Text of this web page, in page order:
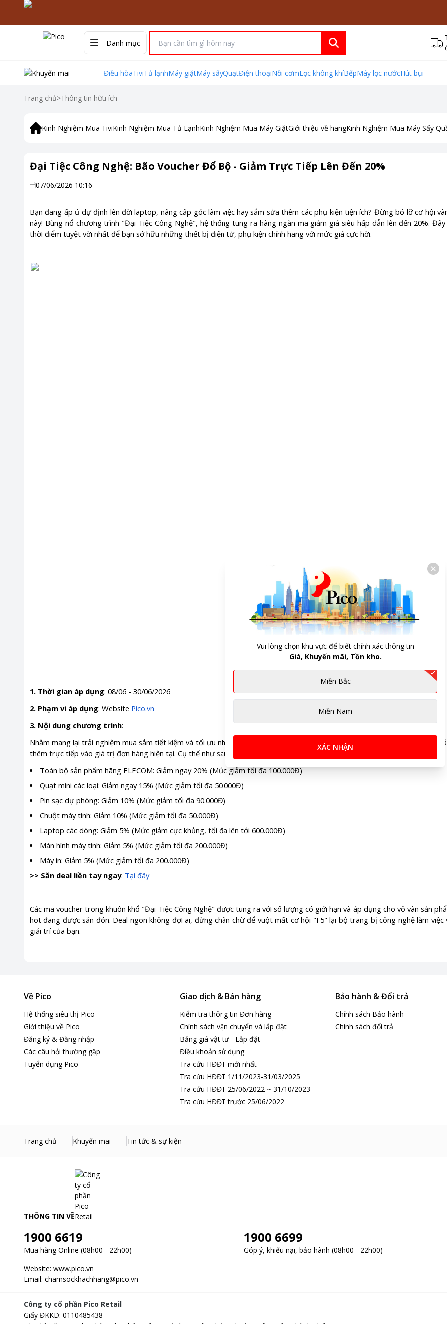
Danh mục
Điều hòaTiviTủ lạnhMáy giặtMáy sấyQuạtĐiện thoạiNồi cơmLọc không khíBếpMáy lọc nướcHút bụi
Trang chủ>Thông tin hữu ích
Kinh Nghiệm Mua TiviKinh Nghiệm Mua Tủ LạnhKinh Nghiệm Mua Máy GiặtGiới thiệu về hãngKinh Nghiệm Mua Máy Sấy
Đại Tiệc Công Nghệ: Bão Voucher Đổ Bộ - Giảm Trực Tiếp Lên Đến 20%
07/06/2026 10:16
Bạn đang ấp ủ dự định lên đời laptop, nâng cấp góc làm việc hay sắm sửa thêm các phụ kiện tiện ích? Đừng bỏ lỡ cơ hội
này! Bùng nổ chương trình "Đại Tiệc Công Nghệ", hệ thống tung ra hàng ngàn mã giảm giá siêu hấp dẫn lên đến 20%. Đây
thời điểm tuyệt vời nhất để bạn sở hữu những thiết bị điện tử, phụ kiện chính hãng với mức giá cực hời.
1. Thời gian áp dụng: 08/06 - 30/06/2026
2. Phạm vi áp dụng: Website Pico.vn
3. Nội dung chương trình:
Nhằm mang lại trải nghiệm mua sắm tiết kiệm và tối ưu nhất, chương trình mang đến loạt mã giảm giá đặc biệt, áp dụng
thêm trực tiếp vào giá trị đơn hàng hiện tại. Cụ thể như sau:
Toàn bộ sản phẩm hãng ELECOM: Giảm ngay 20% (Mức giảm tối đa 100.000Đ)
Quạt mini các loại: Giảm ngay 15% (Mức giảm tối đa 50.000Đ)
Pin sạc dự phòng: Giảm 10% (Mức giảm tối đa 90.000Đ)
Chuột máy tính: Giảm 10% (Mức giảm tối đa 50.000Đ)
Laptop các dòng: Giảm 5% (Mức giảm cực khủng, tối đa lên tới 600.000Đ)
Màn hình máy tính: Giảm 5% (Mức giảm tối đa 200.000Đ)
Máy in: Giảm 5% (Mức giảm tối đa 200.000Đ)
>> Săn deal liền tay ngay: Tại đây
Các mã voucher trong khuôn khổ "Đại Tiệc Công Nghệ" được tung ra với số lượng có giới hạn và áp dụng cho vô vàn sản
hot đang được săn đón. Deal ngon không đợi ai, đừng chần chừ để vuột mất cơ hội "F5" lại bộ trang bị công nghệ làm việc
giải trí của bạn.
Về Pico
Hệ thống siêu thị Pico
Giới thiệu về Pico
Đăng ký & Đăng nhập
Các câu hỏi thường gặp
Tuyển dụng Pico
Giao dịch & Bán hàng
Kiểm tra thông tin Đơn hàng
Chính sách vận chuyển và lắp đặt
Bảng giá vật tư - Lắp đặt
Điều khoản sử dụng
Tra cứu HĐĐT mới nhất
Tra cứu HĐĐT 1/11/2023-31/03/2025
Tra cứu HĐĐT 25/06/2022 ~ 31/10/2023
Tra cứu HĐĐT trước 25/06/2022
Bảo hành & Đổi trả
Chính sách Bảo hành
Chính sách đổi trả
Trang chủ Khuyến mãi Tin tức & sự kiện
THÔNG TIN VỀ
1900 6619
Mua hàng Online (08h00 - 22h00)
1900 6699
Góp ý, khiếu nại, bảo hành (08h00 - 22h00)
Website: www.pico.vn
Email: chamsockhachhang@pico.vn
Công ty cổ phần Pico Retail
Giấy ĐKKD: 0110485438
Địa chỉ
Tầng 3, Tòa nhà Xuân Thủy, số 173, đường Xuân Thủy, Phường Cầu Giấy, Thành phố
Vui lòng chọn khu vực để biết chính xác thông tin
Giá, Khuyến mãi, Tồn kho.
Miền Bắc
Miền Nam
XÁC NHẬN